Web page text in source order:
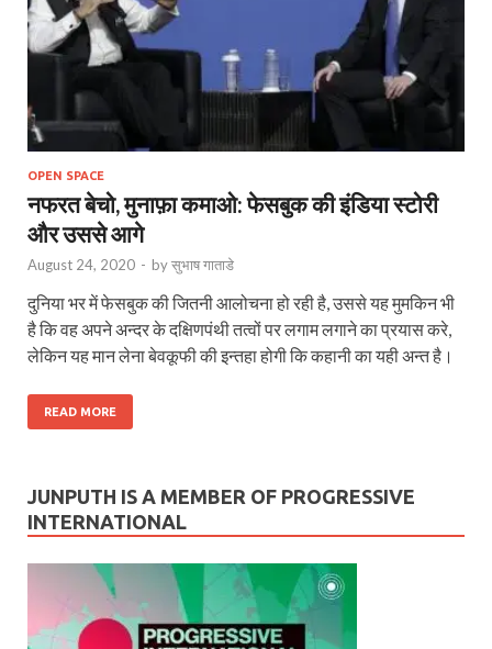
OPEN SPACE
नफरत बेचो, मुनाफ़ा कमाओ: फेसबुक की इंडिया स्‍टोरी
और उससे आगे
August 24, 2020 - byसुभाष गाताडे
दुनिया भर में फेसबुक की जितनी आलोचना हो रही है, उससे यह मुमकिन भी
है कि वह अपने अन्दर के दक्षिणपंथी तत्वों पर लगाम लगाने का प्रयास करे,
लेकिन यह मान लेना बेवकूफी की इन्तहा होगी कि कहानी का यही अन्त है।
READ MORE
JUNPUTH IS A MEMBER OF PROGRESSIVE
INTERNATIONAL